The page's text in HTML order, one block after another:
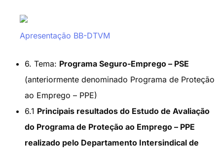
Apresentação BB-DTVM
6. Tema: Programa Seguro-Emprego – PSE
(anteriormente denominado Programa de Proteção
ao Emprego – PPE)
6.1 Principais resultados do Estudo de Avaliação
do Programa de Proteção ao Emprego – PPE
realizado pelo Departamento Intersindical de